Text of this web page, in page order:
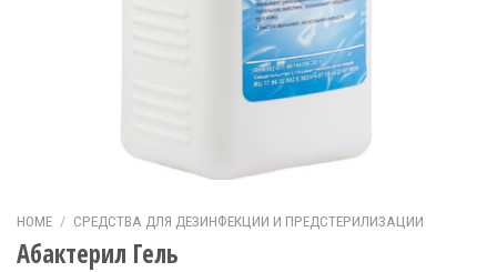
HOME / СРЕДСТВА ДЛЯ ДЕЗИНФЕКЦИИ И ПРЕДСТЕРИЛИЗАЦИИ
Абактерил Гель